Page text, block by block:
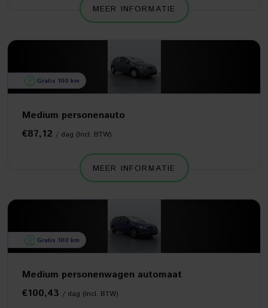
MEER INFORMATIE
Gratis 100 km
Medium personenauto
€87,12 / dag (Incl. BTW)
MEER INFORMATIE
Gratis 100 km
Medium personenwagen automaat
€100,43 / dag (Incl. BTW)